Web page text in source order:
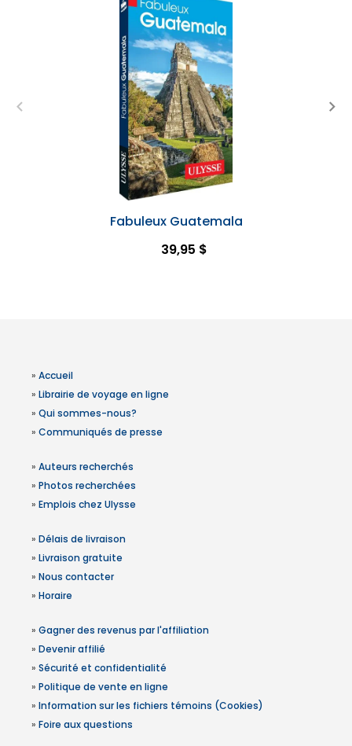
Fabuleux Guatemala
39,95 $
» Accueil
» Librairie de voyage en ligne
» Qui sommes-nous?
» Communiqués de presse
» Auteurs recherchés
» Photos recherchées
» Emplois chez Ulysse
» Délais de livraison
» Livraison gratuite
» Nous contacter
» Horaire
» Gagner des revenus par l'affiliation
» Devenir affilié
» Sécurité et confidentialité
» Politique de vente en ligne
» Information sur les fichiers témoins (Cookies)
» Foire aux questions